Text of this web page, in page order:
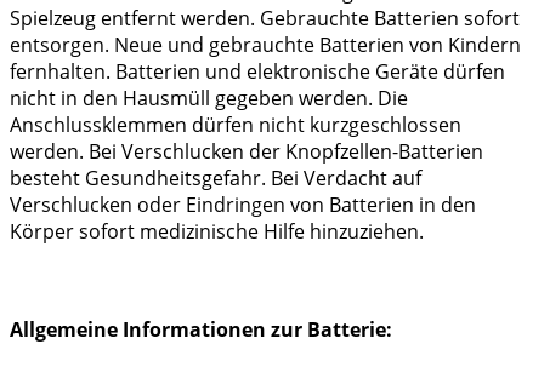
Spielzeug entfernt werden. Gebrauchte Batterien sofort
entsorgen. Neue und gebrauchte Batterien von Kindern
fernhalten. Batterien und elektronische Geräte dürfen
nicht in den Hausmüll gegeben werden. Die
Anschlussklemmen dürfen nicht kurzgeschlossen
werden. Bei Verschlucken der Knopfzellen-Batterien
besteht Gesundheitsgefahr. Bei Verdacht auf
Verschlucken oder Eindringen von Batterien in den
Körper sofort medizinische Hilfe hinzuziehen.
Allgemeine Informationen zur Batterie: